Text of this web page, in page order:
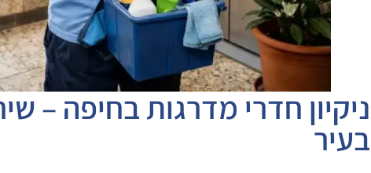
ניקיון חדרי מדרגות בחיפה –
בעיר